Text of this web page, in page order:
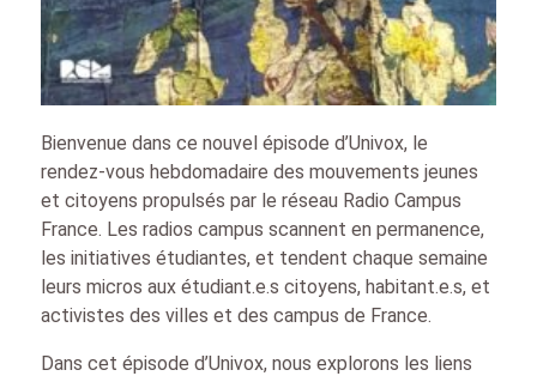
Bienvenue dans ce nouvel épisode d’Univox, le
rendez-vous hebdomadaire des mouvements jeunes
et citoyens propulsés par le réseau Radio Campus
France. Les radios campus scannent en permanence,
les initiatives étudiantes, et tendent chaque semaine
leurs micros aux étudiant.e.s citoyens, habitant.e.s, et
activistes des villes et des campus de France.
Dans cet épisode d’Univox, nous explorons les liens